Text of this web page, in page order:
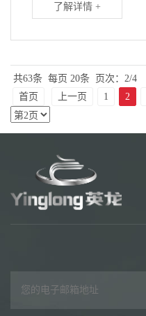
了解详情 +
共63条 每页 20条
页次：2/4
首页
上一页 1 2